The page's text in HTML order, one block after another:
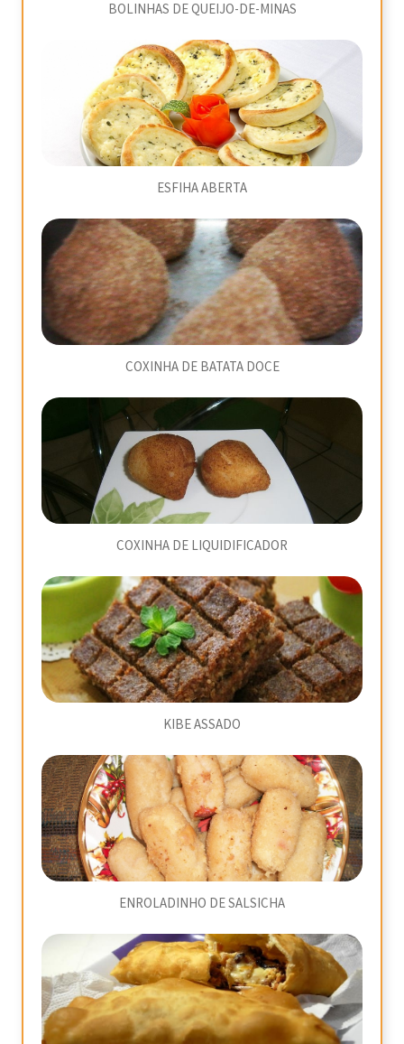
BOLINHAS DE QUEIJO-DE-MINAS
ESFIHA ABERTA
COXINHA DE BATATA DOCE
COXINHA DE LIQUIDIFICADOR
KIBE ASSADO
ENROLADINHO DE SALSICHA